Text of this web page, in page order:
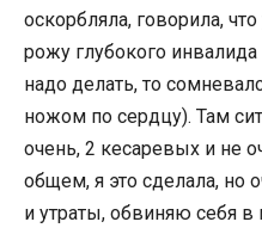
оскорбляла, говорила,
рожу глубокого
надо делать, то
ножом по сердцу). Там
очень, 2 кесаревых и не
общем, я это сделала, но
и утраты, обвиняю себя